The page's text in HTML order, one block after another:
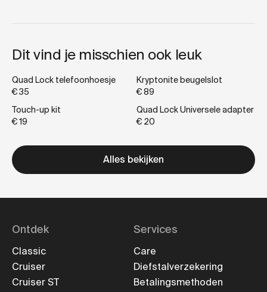
Dit vind je misschien ook leuk
Quad Lock telefoonhoesje
€ 35
Kryptonite beugelslot
€ 89
Touch-up kit
€ 19
Quad Lock Universele adapter
€ 20
Alles bekijken
Ontdek
Classic
Cruiser
Cruiser ST
Services
Care
Diefstalverzekering
Betalingsmethoden